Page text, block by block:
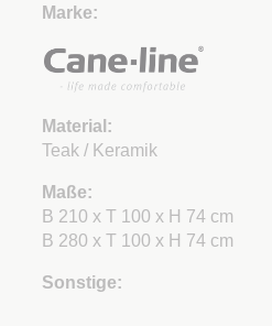
Marke:
Material:
Teak / Keramik
Maße:
B 210 x T 100 x H 74 cm
B 280 x T 100 x H 74 cm
Sonstige: